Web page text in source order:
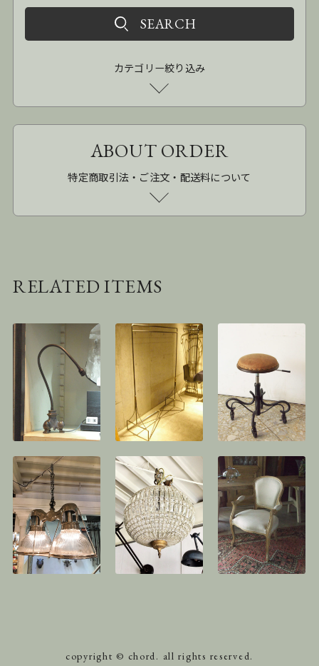
カテゴリー絞り込み
ABOUT ORDER
特定商取引法・ご注文・配送料について
RELATED ITEMS
copyright © chord. all rights reserved.